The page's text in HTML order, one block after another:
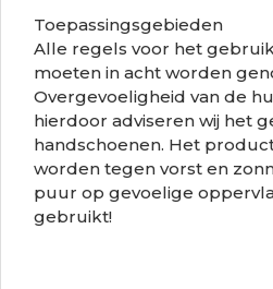
Toepassingsgebieden
Alle regels voor het
moeten in acht worden
Overgevoeligheid van de
hierdoor adviseren wij het
handschoenen. Het
worden tegen vorst en
puur op gevoelige
gebruikt!